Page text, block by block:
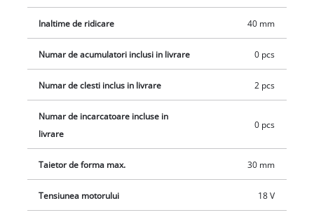
Inaltime de ridicare 40 mm
Numar de acumulatori inclusi in livrare 0 pcs
Numar de clesti inclus in livrare 2 pcs
Numar de incarcatoare incluse in
livrare
0 pcs
Taietor de forma max. 30 mm
Tensiunea motorului 18 V